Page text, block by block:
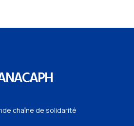
chaîne de solidarité